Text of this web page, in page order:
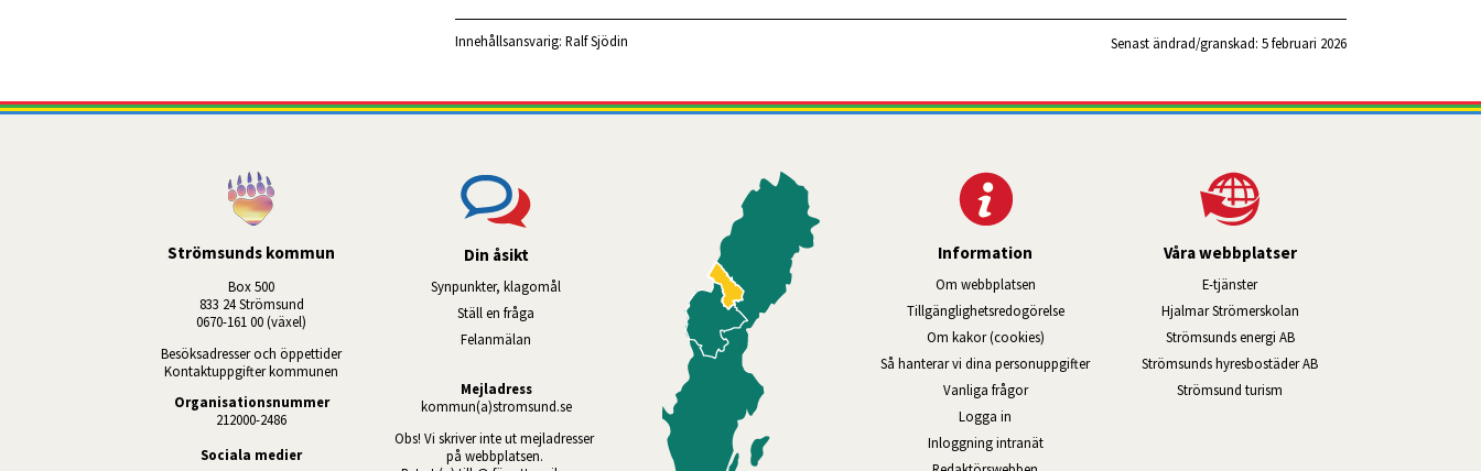
Innehållsansvarig: Ralf Sjödin Senast ändrad/granskad: 5 februari 2026
Strömsunds kommun
Box 500
833 24 Strömsund
0670-161 00 (växel)
Besöksadresser och öppettider
Kontaktuppgifter kommunen
Organisationsnummer
212000-2486
Sociala medier
Din åsikt
Synpunkter, klagomål
Ställ en fråga
Felanmälan
Mejladress
kommun(a)stromsund.se
Obs! Vi skriver inte ut mejladresser
på webbplatsen.
Information
Om webbplatsen
Tillgänglig­hets­redo­görelse
Om kakor (cookies)
Så hanterar vi dina personuppgifter
Vanliga frågor
Logga in
Inloggning intranätÖppnas i nytt fönster.
Våra webbplatser
E-tjänsterLänk till annan webbplats, öppnas i
Hjalmar StrömerskolanLänk till annan webbplats,
Strömsunds energi ABLänk till annan webbplats,
Strömsunds hyresbostäder ABLänk till annan webbplats,
Strömsund turism